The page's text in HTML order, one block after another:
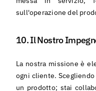
sull'operazione del
10. Il Nostro
La nostra missione è
ogni cliente.
un prodotto; stai